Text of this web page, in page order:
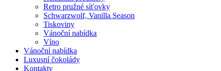
Retro pružné síťovky
Schwarzwolf, Vanilla Season
Tiskoviny
Vánoční nabídka
Víno
Vánoční nabídka
Luxusní čokolády
Kontakty